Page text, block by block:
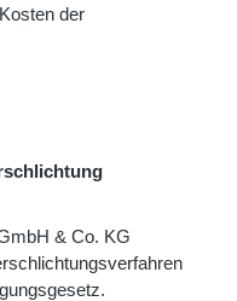
der
& Co. KG